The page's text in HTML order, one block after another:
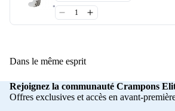
Dans le même esprit
Rejoignez la communauté Crampons
Offres exclusives et accès en avant-